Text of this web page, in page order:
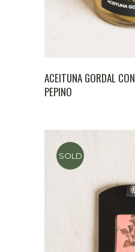
ACEITUNA GORDAL CON
PEPINO
SOLD